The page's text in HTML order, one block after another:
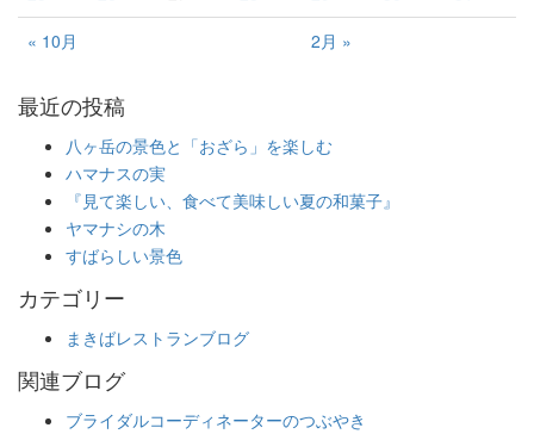
« 10月 2月 »
最近の投稿
八ヶ岳の景色と「おざら」を楽しむ
ハマナスの実
『見て楽しい、食べて美味しい夏の和菓子』
ヤマナシの木
すばらしい景色
カテゴリー
まきばレストランブログ
関連ブログ
ブライダルコーディネーターのつぶやき